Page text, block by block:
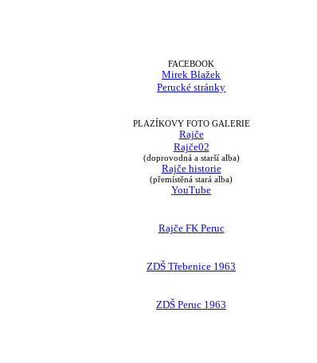
FACEBOOK
Mirek Blažek
Perucké stránky
PLAZÍKOVY FOTO GALERIE
Rajče
Rajče02
(doprovodná a starší alba)
Rajče historie
(přemístěná stará alba)
YouTube
Rajče FK Peruc
ZDŠ Třebenice 1963
ZDŠ Peruc 1963